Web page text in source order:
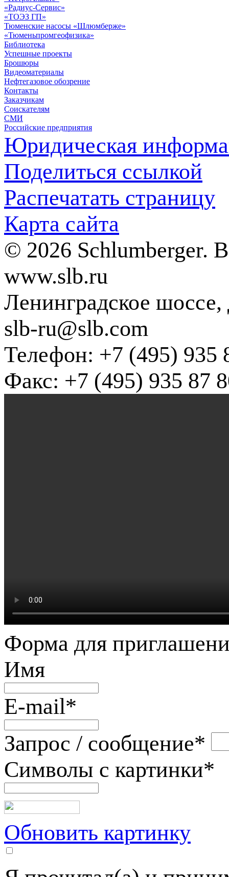
«Радиус-Сервис»
«ТОЭЗ ГП»
Тюменские насосы «Шлюмберже»
«Тюменьпромгеофизика»
Библиотека
Успешные проекты
Брошюры
Видеоматериалы
Нефтегазовое обозрение
Контакты
Заказчикам
Соискателям
СМИ
Российские предприятия
Юридическая
Поделиться ссылкой
Распечатать страницу
Карта сайта
© 2026 Schlumberger.
www.slb.ru
Ленинградское
slb-ru@slb.com
Телефон: +7 (495) 935
Факс: +7 (495) 935 87
Форма для
Имя
E-mail*
Запрос / сообщение*
Символы с картинки*
Обновить картинку